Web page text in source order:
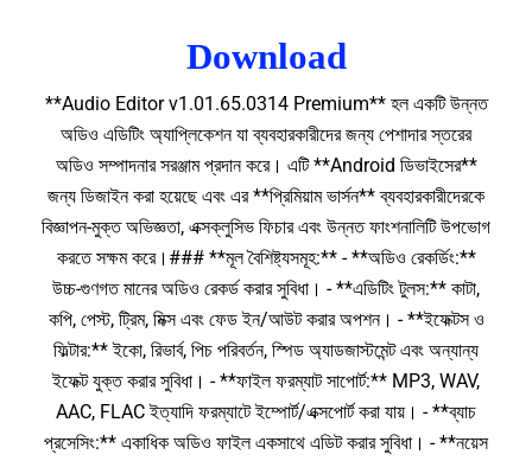
Download
**Audio Editor v1.01.65.0314 Premium** হল একটি উন্নত
অডিও এডিটিং অ্যাপ্লিকেশন যা ব্যবহারকারীদের জন্য পেশাদার স্তরের
অডিও সম্পাদনার সরঞ্জাম প্রদান করে। এটি **Android ডিভাইসের**
জন্য ডিজাইন করা হয়েছে এবং এর **প্রিমিয়াম ভার্সন** ব্যবহারকারীদেরকে
বিজ্ঞাপন-মুক্ত অভিজ্ঞতা, এক্সক্লুসিভ ফিচার এবং উন্নত ফাংশনালিটি উপভোগ
করতে সক্ষম করে।### **মূল বৈশিষ্ট্যসমূহ:** - **অডিও রেকর্ডিং:**
উচ্চ-গুণগত মানের অডিও রেকর্ড করার সুবিধা। - **এডিটিং টুলস:** কাটা,
কপি, পেস্ট, ট্রিম, মিক্স এবং ফেড ইন/আউট করার অপশন। - **ইফেক্টস ও
ফিল্টার:** ইকো, রিভার্ব, পিচ পরিবর্তন, স্পিড অ্যাডজাস্টমেন্ট এবং অন্যান্য
ইফেক্ট যুক্ত করার সুবিধা। - **ফাইল ফরম্যাট সাপোর্ট:** MP3, WAV,
AAC, FLAC ইত্যাদি ফরম্যাটে ইম্পোর্ট/এক্সপোর্ট করা যায়। - **ব্যাচ
প্রসেসিং:** একাধিক অডিও ফাইল একসাথে এডিট করার সুবিধা। - **নয়েস